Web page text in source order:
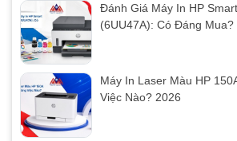
Đánh Giá Máy In HP
(6UU47A): Có Đáng Mua?
Máy In Laser Màu HP
Việc Nào? 2026